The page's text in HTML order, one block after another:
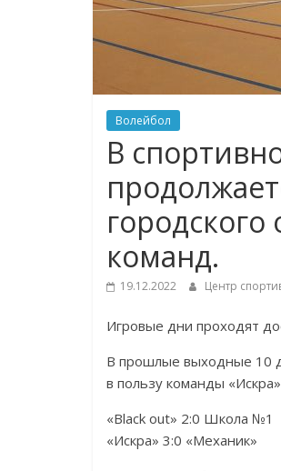
Волейбол
В
команд.
19.12.2022 Центр
Игровые дни проходят
В прошлые выходные 10
в пользу команды
«Black out» 2:0 Школа №1
«Искра» 3:0 «Механик»